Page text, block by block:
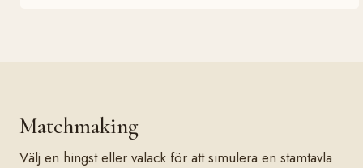
Matchmaking
Välj en hingst eller valack för att simulera en stamtavla